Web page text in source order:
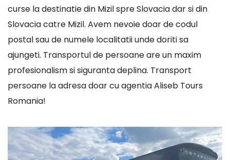
curse la destinatie din Mizil spre Slovacia dar si din
Slovacia catre Mizil. Avem nevoie doar de codul
postal sau de numele localitatii unde doriti sa
ajungeti. Transportul de persoane are un maxim
profesionalism si siguranta deplina. Transport
persoane la adresa doar cu agentia Aliseb Tours
Romania!
Player
video